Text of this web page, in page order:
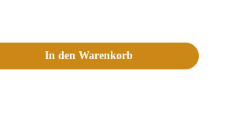
In den Warenkorb